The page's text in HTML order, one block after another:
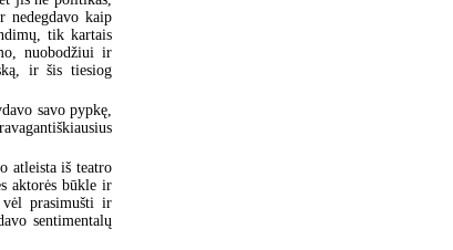
nedegdavo kaip
tik kartais
nuobodžiui ir
ir šis tiesiog
savo pypkę,
atleista iš teatro
aktorės būkle ir
vėl prasimušti ir
sentimentalų